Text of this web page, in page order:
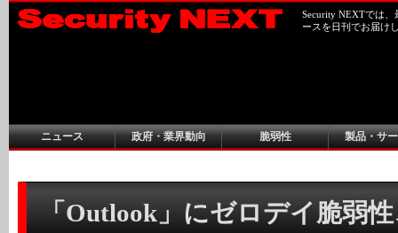
Security NEXTでは
ースを日刊でお届け
ニュース 政府・業界動向 脆弱性 製品・サ
「Outlook」にゼロデイ脆弱